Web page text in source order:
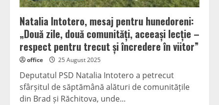
Natalia Intotero, mesaj pentru hunedoreni:
„Două zile, două comunități, aceeași lecție –
respect pentru trecut și încredere în viitor”
office 25 August 2025
Deputatul PSD Natalia Intotero a petrecut
sfârșitul de săptămână alături de comunitățile
din Brad și Răchitova, unde...